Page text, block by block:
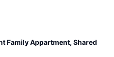
Family Appartment, Shared